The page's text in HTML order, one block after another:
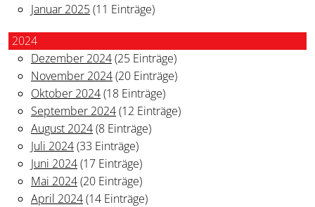
Januar 2025(11 Einträge)
2024
Dezember 2024(25 Einträge)
November 2024(20 Einträge)
Oktober 2024(18 Einträge)
September 2024(12 Einträge)
August 2024(8 Einträge)
Juli 2024(33 Einträge)
Juni 2024(17 Einträge)
Mai 2024(20 Einträge)
April 2024(14 Einträge)